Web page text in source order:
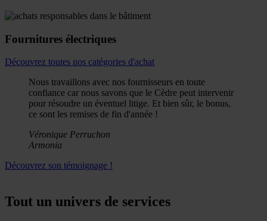
Fournitures électriques
Découvrez toutes nos catégories d'achat
Nous travaillons avec nos fournisseurs en toute
confiance car nous savons que le Cèdre peut intervenir
pour résoudre un éventuel litige. Et bien sûr, le bonus,
ce sont les remises de fin d'année !
Véronique Perruchon
Armonia
Découvrez son témoignage !
Tout un univers de services